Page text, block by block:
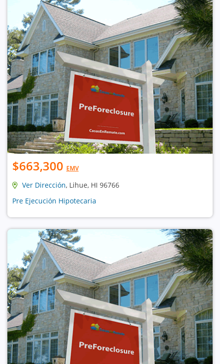
$663,300 EMV
Ver Dirección, Lihue, HI 96766
Pre Ejecución Hipotecaria